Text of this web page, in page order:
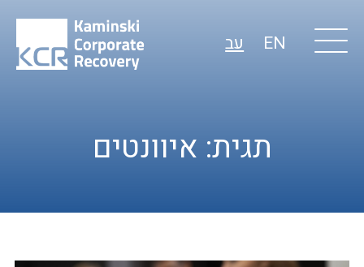
עב EN
תגית: איוונטים